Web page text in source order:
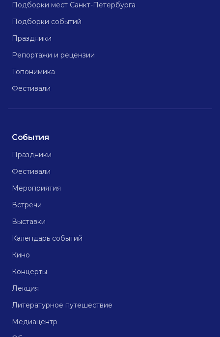
Подборки мест Санкт-Петербурга
Подборки событий
Праздники
Репортажи и рецензии
Топонимика
Фестивали
События
Праздники
Фестивали
Мероприятия
Встречи
Выставки
Календарь событий
Кино
Концерты
Лекция
Литературное путешествие
Медиацентр